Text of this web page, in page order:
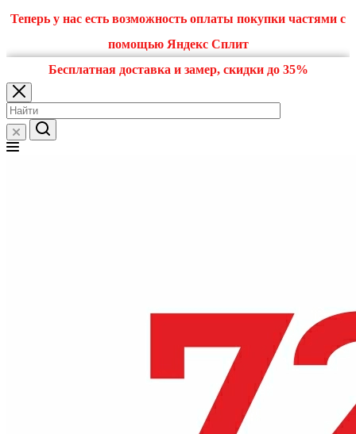
Теперь у нас есть возможность оплаты покупки частями с
помощью Яндекс Сплит
Бесплатная доставка и замер, скидки до 35%